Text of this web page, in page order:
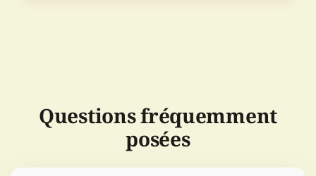
Questions fréquemment
posées